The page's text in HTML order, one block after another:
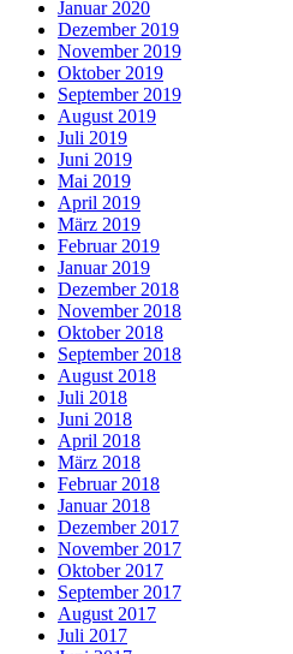
Januar 2020
Dezember 2019
November 2019
Oktober 2019
September 2019
August 2019
Juli 2019
Juni 2019
Mai 2019
April 2019
März 2019
Februar 2019
Januar 2019
Dezember 2018
November 2018
Oktober 2018
September 2018
August 2018
Juli 2018
Juni 2018
April 2018
März 2018
Februar 2018
Januar 2018
Dezember 2017
November 2017
Oktober 2017
September 2017
August 2017
Juli 2017